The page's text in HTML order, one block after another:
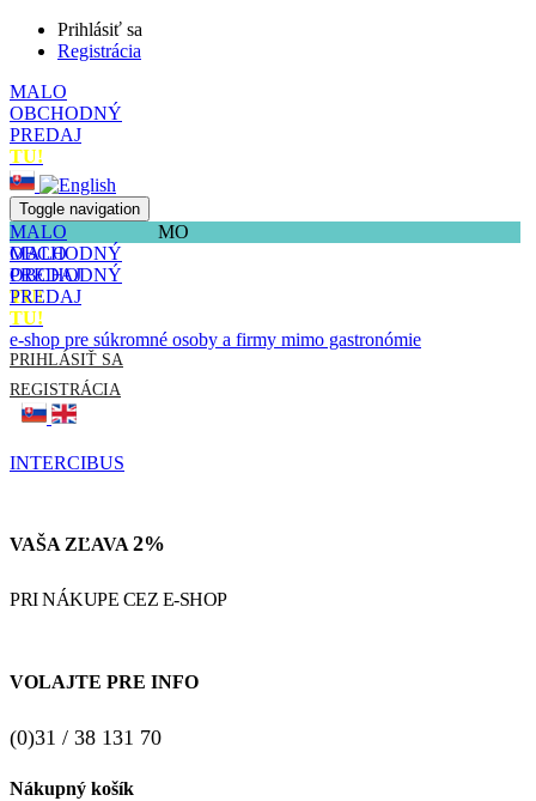
Prihlásiť sa
Registrácia
MALO
OBCHODNÝ
PREDAJ
TU!
Toggle navigation
MALO
OBCHODNÝ
PREDAJ
TU!
MO
MALO
OBCHODNÝ
PREDAJ
TU!
e-shop pre súkromné osoby a firmy mimo gastronómie
PRIHLÁSIŤ SA
REGISTRÁCIA
INTERCIBUS
VAŠA ZĽAVA 2%
PRI NÁKUPE CEZ E-SHOP
VOLAJTE PRE INFO
(0)31 / 38 131 70
Nákupný košík